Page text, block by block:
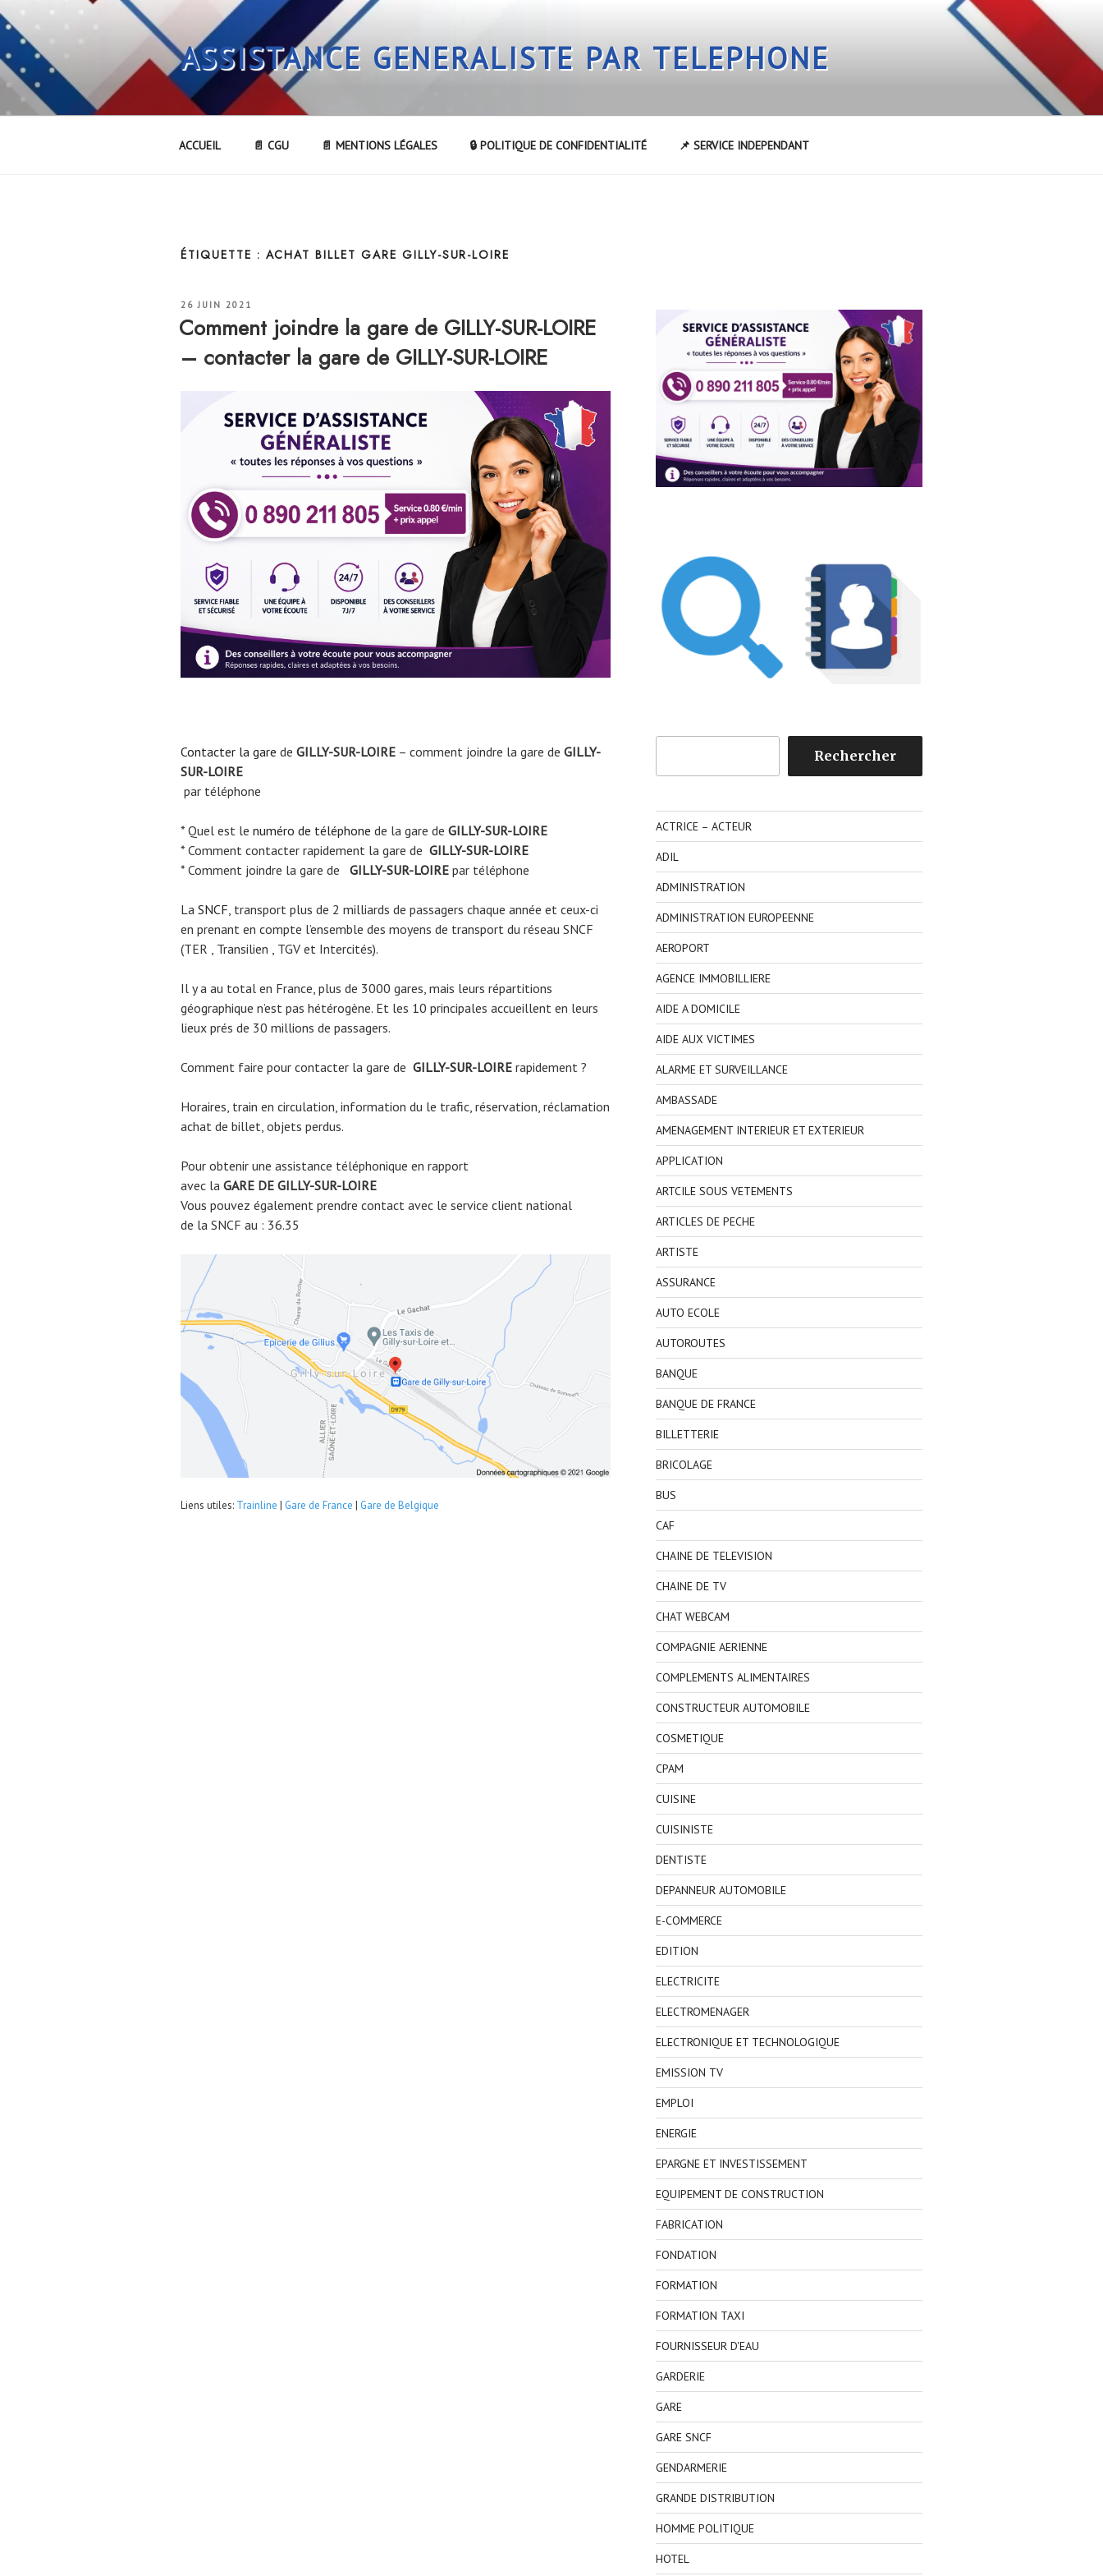
Aller
au
contenu
principal
ASSISTANCE GENERALISTE PAR TELEPHONE
ACCUEIL 📄 CGU 📄 MENTIONS LÉGALES 🔒 POLITIQUE DE CONFIDENTIALITÉ 📌 SERVICE INDEPENDANT
ÉTIQUETTE : ACHAT BILLET GARE GILLY-SUR-LOIRE
PUBLIÉ
26 JUIN 2021
Comment joindre la gare de GILLY-SUR-LOIRE
– contacter la gare de GILLY-SUR-LOIRE
Contacter la gare de GILLY-SUR-LOIRE – comment joindre la gare de GILLY-
SUR-LOIRE
par téléphone
* Quel est le numéro de téléphone de la gare de GILLY-SUR-LOIRE
* Comment contacter rapidement la gare de GILLY-SUR-LOIRE
* Comment joindre la gare de
GILLY-SUR-LOIRE par téléphone
La SNCF , transport plus de 2 milliards de passagers chaque année et ceux-ci
en prenant en compte l’ensemble des moyens de transport du réseau SNCF
(TER , Transilien , TGV et Intercités).
Il y a au total en France, plus de 3000 gares, mais leurs répartitions
géographique n’est pas hétérogène. Et les 10 principales accueillent en leurs
lieux prés de 30 millions de passagers.
Comment faire pour contacter la gare de GILLY-SUR-LOIRE rapidement ?
Horaires, train en circulation, information du le trafic, réservation, réclamation
achat de billet, objets perdus.
Pour obtenir une assistance téléphonique en rapport
avec la GARE DE GILLY-SUR-LOIRE
Vous pouvez également prendre contact avec le service client national
de la SNCF au : 36.35
Liens utiles: Trainline | Gare de France | Gare de Belgique
Rechercher
ACTRICE – ACTEUR
ADIL
ADMINISTRATION
ADMINISTRATION EUROPEENNE
AEROPORT
AGENCE IMMOBILLIERE
AIDE A DOMICILE
AIDE AUX VICTIMES
ALARME ET SURVEILLANCE
AMBASSADE
AMENAGEMENT INTERIEUR ET EXTERIEUR
APPLICATION
ARTCILE SOUS VETEMENTS
ARTICLES DE PECHE
ARTISTE
ASSURANCE
AUTO ECOLE
AUTOROUTES
BANQUE
BANQUE DE FRANCE
BILLETTERIE
BRICOLAGE
BUS
CAF
CHAINE DE TELEVISION
CHAINE DE TV
CHAT WEBCAM
COMPAGNIE AERIENNE
COMPLEMENTS ALIMENTAIRES
CONSTRUCTEUR AUTOMOBILE
COSMETIQUE
CPAM
CUISINE
CUISINISTE
DENTISTE
DEPANNEUR AUTOMOBILE
E-COMMERCE
EDITION
ELECTRICITE
ELECTROMENAGER
ELECTRONIQUE ET TECHNOLOGIQUE
EMISSION TV
EMPLOI
ENERGIE
EPARGNE ET INVESTISSEMENT
EQUIPEMENT DE CONSTRUCTION
FABRICATION
FONDATION
FORMATION
FORMATION TAXI
FOURNISSEUR D'EAU
GARDERIE
GARE
GARE SNCF
GENDARMERIE
GRANDE DISTRIBUTION
HOMME POLITIQUE
HOTEL